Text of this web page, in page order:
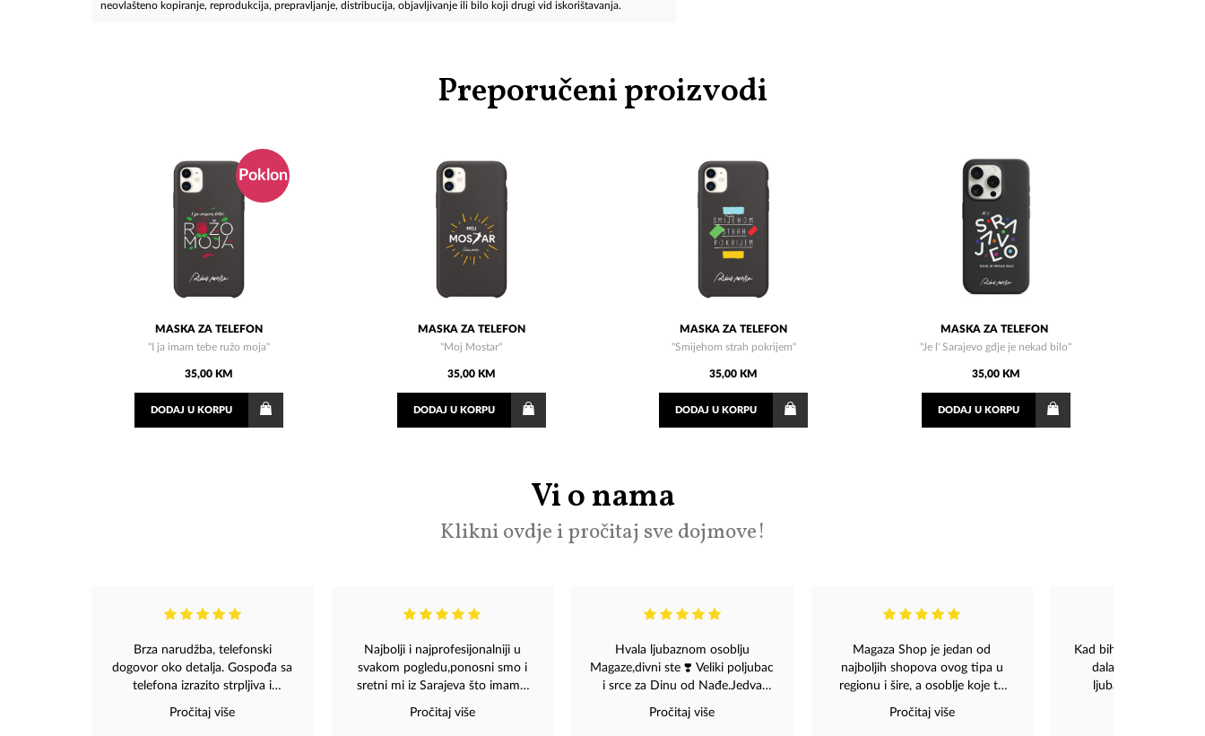
neovlašteno kopiranje, reprodukcija, prepravljanje, distribucija, objavljivanje ili bilo koji drugi vid iskorištavanja.
Preporučeni proizvodi
Poklon
MASKA ZA TELEFON
"I ja imam tebe ružo moja"
35,00 KM
DODAJ U KORPU
MASKA ZA TELEFON
"Moj Mostar"
35,00 KM
DODAJU KORPU
MASKA ZA TELEFON
"Smijehom strah pokrijem"
35,00 KM
DODAJ U KORPU
MASKA ZA TELEFON
"Je l' Sarajevo gdje je nekad bilo"
35,00 KM
DODAJU KORPU
Vi o nama
Klikni ovdje i pročitaj sve dojmove!
Brza narudžba, telefonski
dogovor oko detalja. Gospođa sa
telefona izrazito strpljiva i
ljubazna. S obzirom da je
isporuka iz druge države, sve je
Pročitaj više
Najbolji i najprofesijonalniji u
svakom pogledu,ponosni smo i
sretni mi iz Sarajeva što imamo
jednu takvu Magazu a i našeg
Dinu Merlina.
Pročitaj više
Hvala ljubaznom osoblju
Magaze,divni ste ❣️ Veliki poljubac
i srce za Dinu od Nađe.Jedva
čekamo koncert ❤️
Pročitaj više
​Magaza Shop je jedan od
najboljih shopova ovog tipa u
regionu i šire, a osoblje koje tu
radi je definitivno best of the
best. Najljubaznija i
Pročitaj više
Kad bih mogla dat 10
dala bih. Toliko su
ljubazni, uvijek